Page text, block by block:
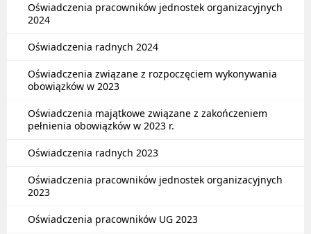
Oświadczenia pracowników jednostek organizacyjnych
2024
Oświadczenia radnych 2024
Oświadczenia związane z rozpoczęciem wykonywania
obowiązków w 2023
Oświadczenia majątkowe związane z zakończeniem
pełnienia obowiązków w 2023 r.
Oświadczenia radnych 2023
Oświadczenia pracowników jednostek organizacyjnych
2023
Oświadczenia pracowników UG 2023